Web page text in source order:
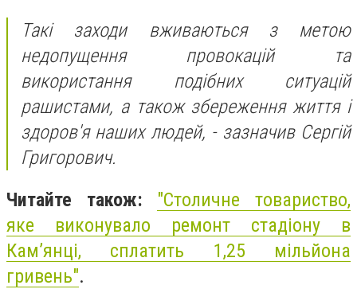
Такі заходи вживаються з метою
недопущення провокацій та
використання подібних ситуацій
рашистами, а також збереження життя і
здоров'я наших людей, - зазначив Сергій
Григорович.
Читайте також: "Столичне товариство,
яке виконувало ремонт стадіону в
Кам’янці, сплатить 1,25 мільйона
гривень".